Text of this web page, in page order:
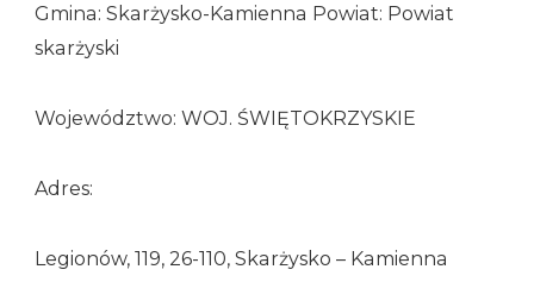
Gmina: Skarżysko-Kamienna Powiat: Powiat
skarżyski
Województwo: WOJ. ŚWIĘTOKRZYSKIE
Adres:
Legionów, 119, 26-110, Skarżysko – Kamienna